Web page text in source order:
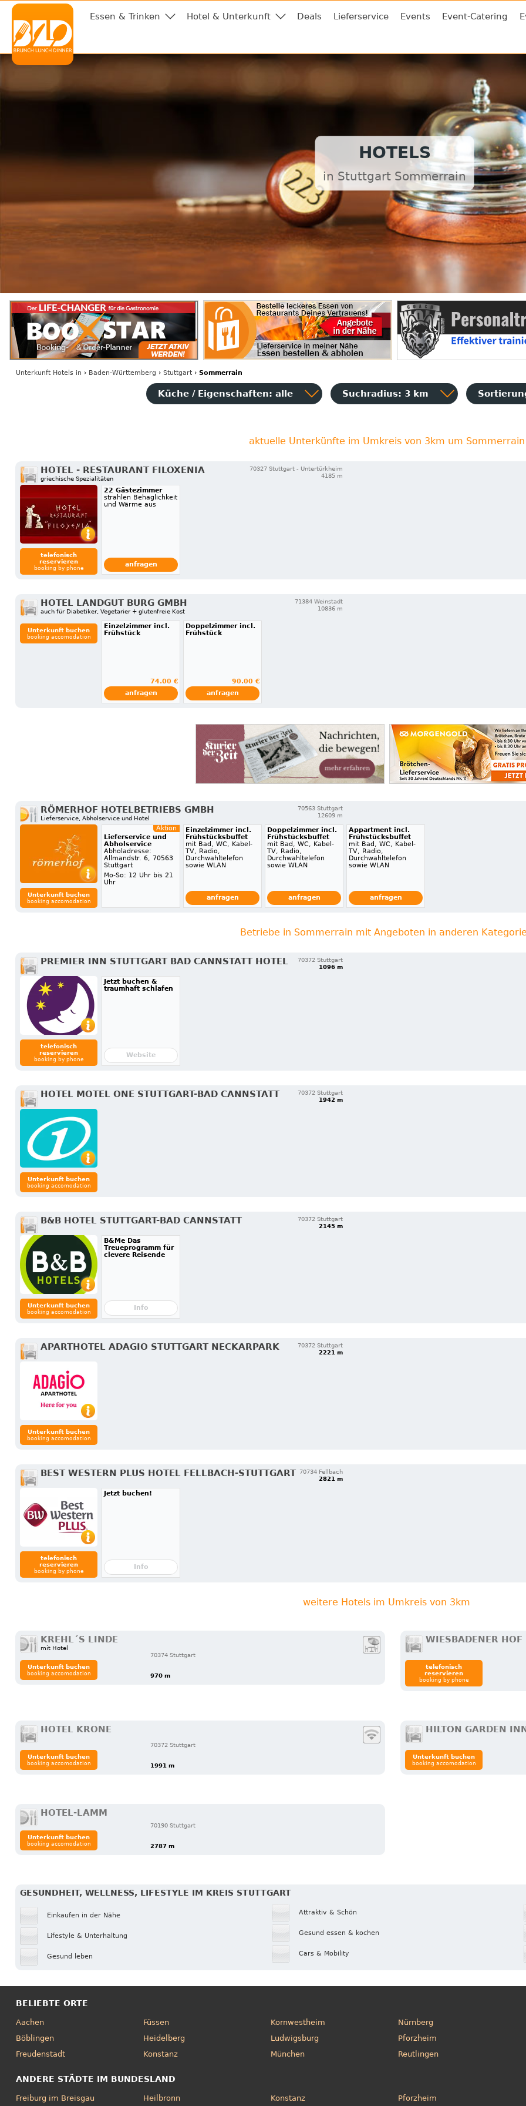
Essen & Trinken Hotel & Unterkunft Deals Lieferservice Events Event-Catering
HOTELS
in Stuttgart Sommerrain
Unterkunft Hotels in › Baden-Württemberg › Stuttgart› Sommerrain
Küche / Eigenschaften: alle Suchradius: 3 km
aktuelle Unterkünfte im Umkreis von 3km um Sommerrain
HOTEL - RESTAURANT FILOXENIA
griechische Spezialitäten
70327 Stuttgart - Untertürkheim
4185 m
telefonisch
reservieren
booking by phone
22 Gästezimmer
strahlen Behaglichkeit
und Wärme aus
anfragen
HOTEL LANDGUT BURG GMBH
auch für Diabetiker, Vegetarier + glutenfreie Kost
71384 Weinstadt
10836 m
Unterkunft buchen
booking accomodation
Einzelzimmer incl.
Frühstück
74.00 €
anfragen
Doppelzimmer incl.
Frühstück
90.00 €
anfragen
RÖMERHOF HOTELBETRIEBS GMBH
Lieferservice, Abholservice und Hotel
70563 Stuttgart
12609 m
Unterkunft buchen
booking accomodation
Aktion
Lieferservice und
Abholservice
Abholadresse:
Allmandstr. 6, 70563
Stuttgart
Mo-So: 12 Uhr bis 21
Uhr
Einzelzimmer incl.
Frühstücksbuffet
mit Bad, WC, Kabel-
TV, Radio,
Durchwahltelefon
sowie WLAN
anfragen
Doppelzimmer incl.
Frühstücksbuffet
mit Bad, WC, Kabel-
TV, Radio,
Durchwahltelefon
sowie WLAN
anfragen
Appartment incl.
Frühstücksbuffet
mit Bad, WC, Kabel-
TV, Radio,
Durchwahltelefon
sowie WLAN
anfragen
Betriebe in Sommerrain mit Angeboten in anderen
PREMIER INN STUTTGART BAD CANNSTATT HOTEL
70372 Stuttgart
1096 m
telefonisch
reservieren
booking by phone
Jetzt buchen &
traumhaft schlafen
Website
HOTEL MOTEL ONE STUTTGART-BAD CANNSTATT
70372 Stuttgart
1942 m
Unterkunft buchen
booking accomodation
B&B HOTEL STUTTGART-BAD CANNSTATT
70372 Stuttgart
2145 m
Unterkunft buchen
booking accomodation
B&Me Das
Treueprogramm für
clevere Reisende
Info
APARTHOTEL ADAGIO STUTTGART NECKARPARK
70372 Stuttgart
2221 m
Unterkunft buchen
booking accomodation
BEST WESTERN PLUS HOTEL FELLBACH-STUTTGART
70734 Fellbach
2821 m
telefonisch
reservieren
booking by phone
Jetzt buchen!
Info
weitere Hotels im Umkreis von 3km
KREHL´S LINDE
mit Hotel
70374 Stuttgart
970 m
Unterkunft buchen
booking accomodation
WIESBADENER HOF
telefonisch
reservieren
booking by phone
HOTEL KRONE
70372 Stuttgart
1991 m
Unterkunft buchen
booking accomodation
HILTON GARDEN
Unterkunft buchen
booking accomodation
HOTEL-LAMM
70190 Stuttgart
2787 m
Unterkunft buchen
booking accomodation
GESUNDHEIT, WELLNESS, LIFESTYLE IM KREIS STUTTGART
Einkaufen in der Nähe
Lifestyle & Unterhaltung
Gesund leben
Attraktiv & Schön
Gesund essen & kochen
Cars & Mobility
BELIEBTE ORTE
Aachen
Böblingen
Freudenstadt
Füssen
Heidelberg
Konstanz
Kornwestheim
Ludwigsburg
München
Nürnberg
Pforzheim
Reutlingen
ANDERE STÄDTE IM BUNDESLAND
Freiburg im Breisgau Heilbronn Konstanz Pforzheim